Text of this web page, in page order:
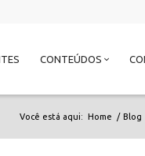
CONTEÚDOS
Você está aqui: Home / Blog